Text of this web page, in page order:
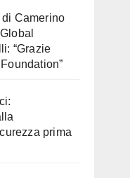
Camerino
“Grazie
prima